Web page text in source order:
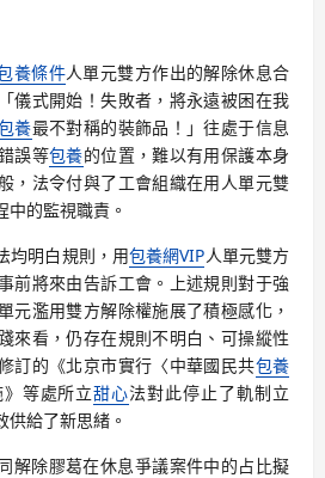
養條件人單元雙方作出的解除休息合
儀式開始！失敗者，將永遠被困在我
養最不對稱的裝飾品！」往處于信息
誤等包養的位置，難以有用保護本身
，法令付與了工會組織在用人單元雙
中的監視職責。
均明白規則，用包養網VIP人單元雙方
前將來由告訴工會。上述規則對于強
元濫用雙方解除權施展了積極感化，
來看，仍存在規則不明白、可操縱性
訂的《北京市實行〈中華國民共包養
等處所立甜心法對此停止了軌制立
給了新思緒。
解除膠葛在休息爭議案件中的占比擬